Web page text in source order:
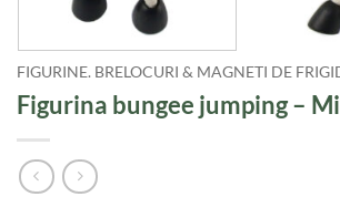
FIGURINE. BRELOCURI & MAGNETI DE
Figurina bungee jumping –